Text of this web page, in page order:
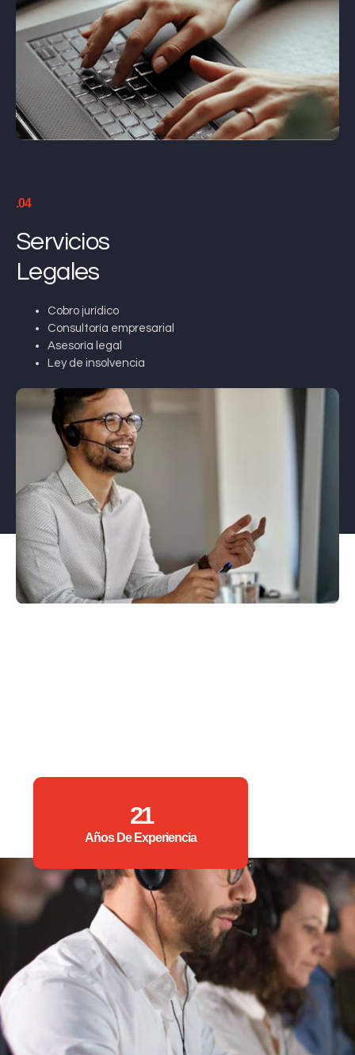
.04
Servicios
Legales
Cobro jurídico
Consultoría empresarial
Asesoría legal
Ley de insolvencia
21
Años De Experiencia